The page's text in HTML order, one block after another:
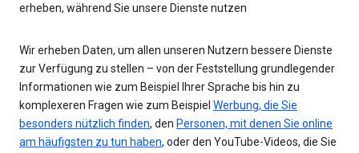
erheben, während Sie unsere Dienste nutzen
Wir erheben Daten, um allen unseren Nutzern bessere Dienste
zur Verfügung zu stellen – von der Feststellung grundlegender
Informationen wie zum Beispiel Ihrer Sprache bis hin zu
komplexeren Fragen wie zum Beispiel Werbung, die Sie
besonders nützlich finden, den Personen, mit denen Sie online
am häufigsten zu tun haben, oder den YouTube-Videos, die Sie